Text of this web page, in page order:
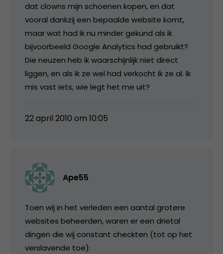
dat clowns mijn schoenen kopen, en dat
vooral dankzij een bepaalde website komt,
maar wat had ik nu minder gekund als ik
bijvoorbeeld Google Analytics had gebruikt?
Die neuzen heb ik waarschijnlijk niet direct
liggen, en als ik ze wel had verkocht ik ze al. Ik
mis vast iets, wie legt het me uit?
22 april 2010 om 10:05
Ape55
Toen wij in het verleden een aantal grotere
websites beheerden, waren er een drietal
dingen die wij constant checkten (tot op het
verslavende toe):